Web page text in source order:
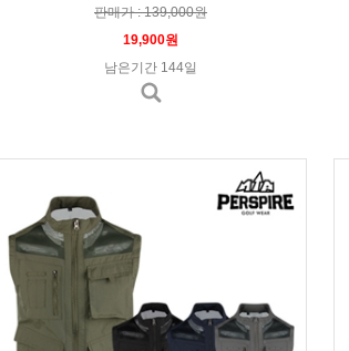
판매가 : 139,000원
19,900원
남은기간 144일